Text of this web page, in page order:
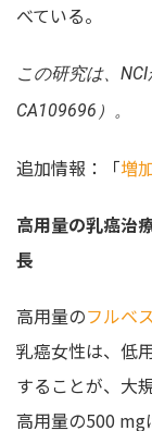
べている。
この研究は、
CA109696）。
追加情報：「増
高用量の乳癌治
長
高用量のフルベ
乳癌女性は、低
することが、大
高用量の500 mg